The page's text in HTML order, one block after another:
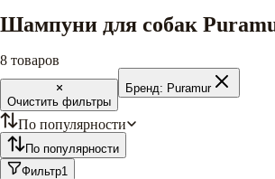
Шампуни для собак
8 товаров
Очистить фильтры
Бренд: Puramur
По популярности
По популярности
Фильтр1